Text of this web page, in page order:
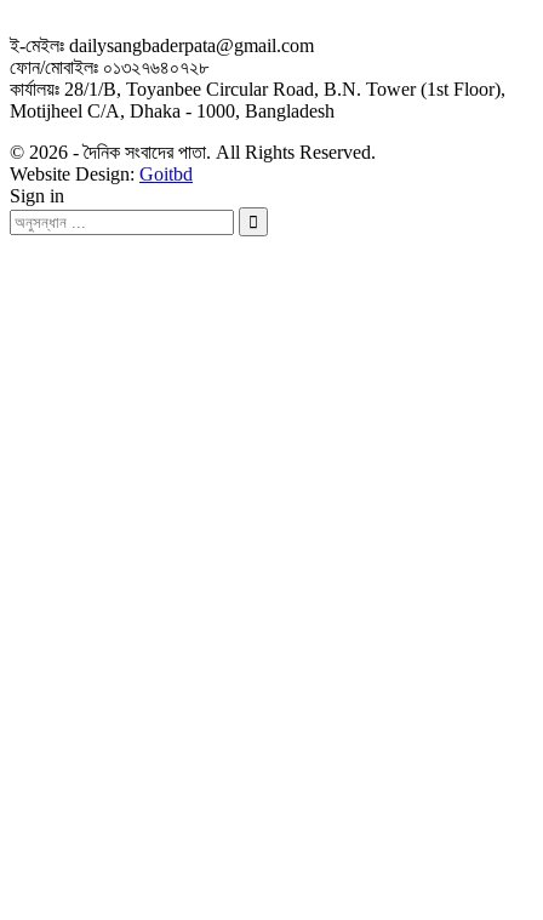
ই-মেইলঃ dailysangbaderpata@gmail.com
ফোন/মোবাইলঃ ০১৩২৭৬৪০৭২৮
কার্যালয়ঃ 28/1/B, Toyanbee Circular Road, B.N. Tower (1st Floor),
Motijheel C/A, Dhaka - 1000, Bangladesh
© 2026 - দৈনিক সংবাদের পাতা. All Rights Reserved.
Website Design: Goitbd
Sign in